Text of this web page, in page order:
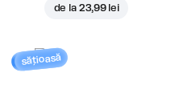
de la 23,99 lei
sățioasă